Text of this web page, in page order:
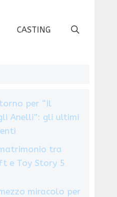
CASTING
per “Il
Anelli”: gli ultimi
tra
e Toy Story 5
miracolo per